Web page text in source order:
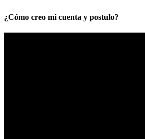
¿Cómo creo mi cuenta y postulo?